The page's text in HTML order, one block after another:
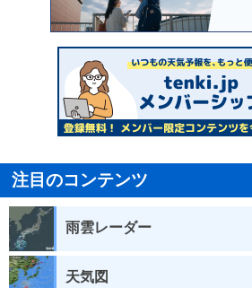
注目のコンテンツ
雨雲レーダー
天気図